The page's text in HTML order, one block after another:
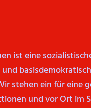
ist eine
stehen ein für eine
und vor Ort im